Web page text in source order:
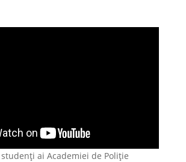
ai Academiei de Poliție